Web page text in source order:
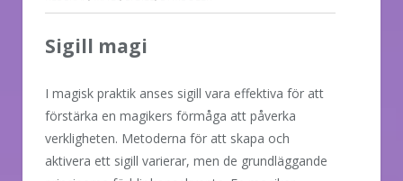
Sigill magi
I magisk praktik anses sigill vara effektiva för att
förstärka en magikers förmåga att påverka
verkligheten. Metoderna för att skapa och
aktivera ett sigill varierar, men de grundläggande